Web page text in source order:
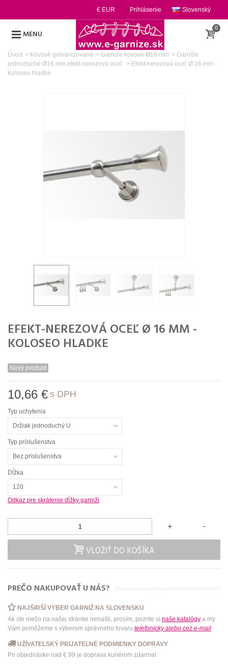
Slovenský
Prihlásenie
€ EUR
MENU
0
Úvod > Kovové galvanizované > Garniže kovové Ø16 mm > Garníže
jednoduché Ø16 mm efekt-nerezová oceľ > Efekt-nerezová oceľ Ø 16 mm -
Koloseo hladke
EFEKT-NEREZOVÁ OCEĽ Ø 16 MM -
KOLOSEO HLADKE
Nový produkt
10,66 € s DPH
Typ uchytenia
Držiak jednoduchý U
Typ príslušenstva
Bez príslušenstva
Dĺžka
120
Odkaz pre skrátenie dĺžky garniži
-
+
VLOŽIŤ DO KOŠÍKA
PREČO NAKUPOVAŤ U NÁS?
NAJŠIRŠÍ VYBER GARNIŽ NA SLOVENSKU
Ak ste niečo na našej stránke nenašli, prosím, pozrite si naše katalógy a my
Vám pomôžeme s výberom správneho tovaru telefonicky alebo cez e-mail
UŽÍVATEĽSKÝ PRIJATEĽNÉ PODMIENKY DOPRAVY
Pri objednávke nad € 99 je doprava kuriérom zdarma!